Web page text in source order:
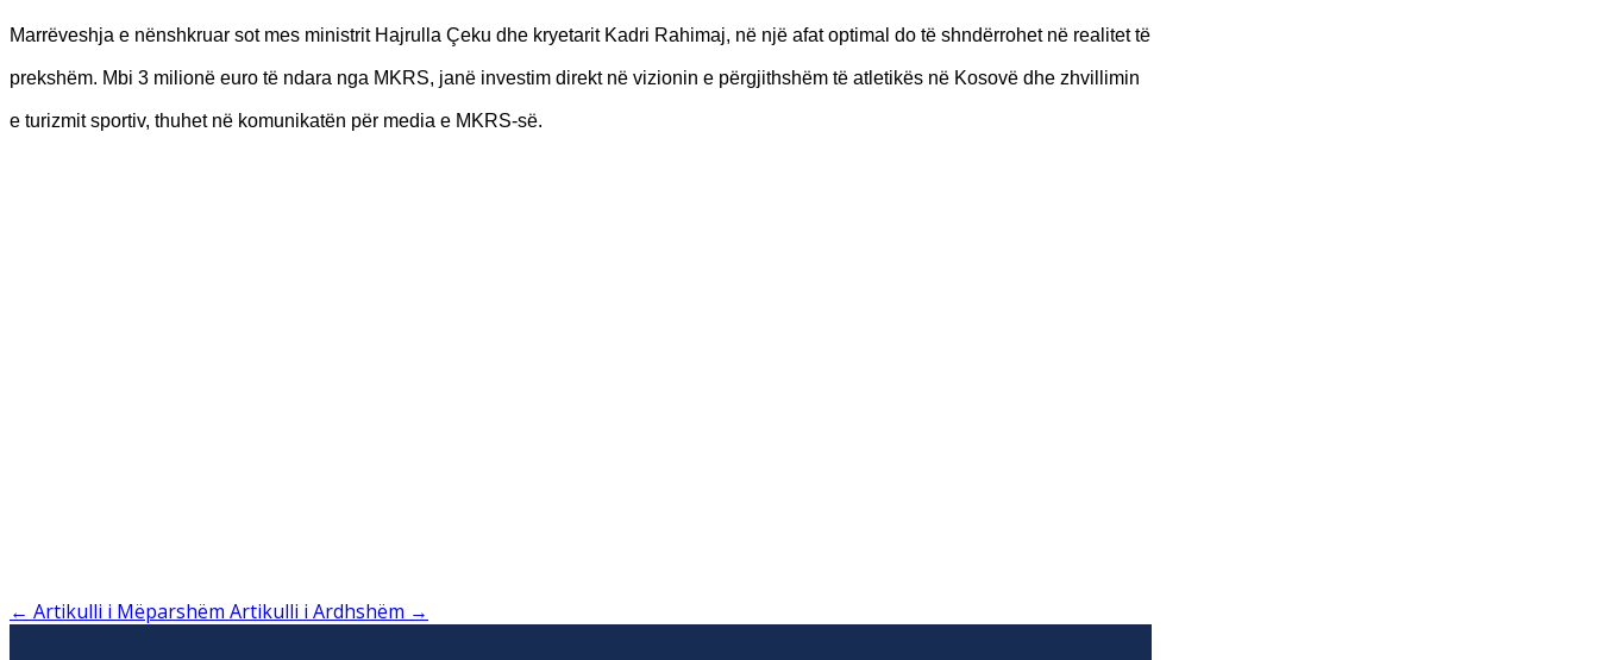
Marrëveshja e nënshkruar sot mes ministrit Hajrulla Çeku dhe kryetarit Kadri Rahimaj, në një afat optimal do të shndërrohet në realitet të
prekshëm. Mbi 3 milionë euro të ndara nga MKRS, janë investim direkt në vizionin e përgjithshëm të atletikës në Kosovë dhe zhvillimin
e turizmit sportiv, thuhet në komunikatën për media e MKRS-së.
← Artikulli i Mëparshëm Artikulli i Ardhshëm →